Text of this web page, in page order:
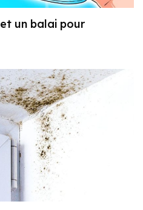
un balai pour